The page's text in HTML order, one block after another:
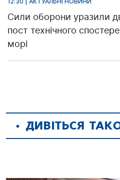
Сили оборони уразили
пост технічного
морі
ДИВІТЬСЯ